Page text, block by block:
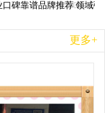
2026-06-26
碑靠谱品牌推荐 领域
更多+